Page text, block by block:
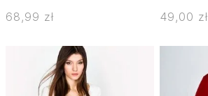
68,99 zł
49,00 zł